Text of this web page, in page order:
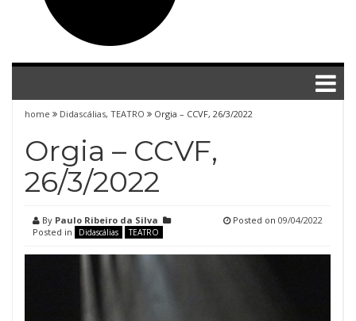
home Didascálias, TEATRO Orgia – CCVF, 26/3/2022
Orgia – CCVF,
26/3/2022
By Paulo Ribeiro da Silva
Posted in
Didascálias TEATRO
Posted on 09/04/2022